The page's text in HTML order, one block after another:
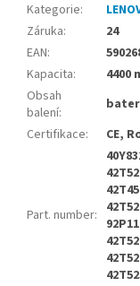
Kategorie:
Záruka:
24
EAN:
Kapacita:
4400
Obsah
balení:
Certifikace: CE,
Part. number: